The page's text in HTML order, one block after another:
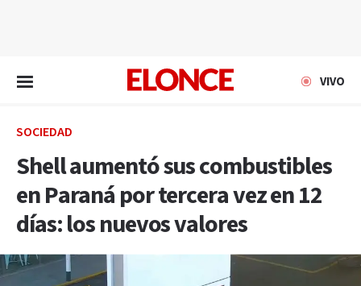
VIVO
SOCIEDAD
Shell aumentó sus combustibles
en Paraná por tercera vez en 12
días: los nuevos valores